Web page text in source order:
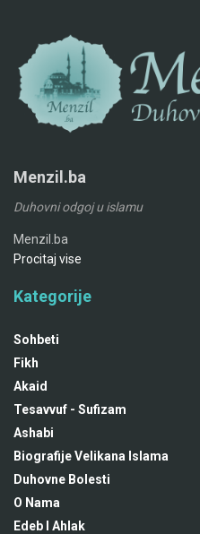
Menzil.ba
Duhovni odgoj u islamu
Menzil.ba
Procitaj vise
Kategorije
Sohbeti
Fikh
Akaid
Tesavvuf - Sufizam
Ashabi
Biografije Velikana Islama
Duhovne Bolesti
O Nama
Edeb I Ahlak